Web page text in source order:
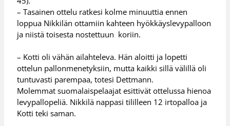
– Tasainen ottelu ratkesi kolme minuuttia ennen
loppua Nikkilän ottamiin kahteen hyökkäyslevypalloon
ja niistä toisesta nostettuun koriin.
– Kotti oli vähän ailahteleva. Hän aloitti ja lopetti
ottelun pallonmenetyksiin, mutta kaikki sillä välillä oli
tuntuvasti parempaa, totesi Dettmann.
Molemmat suomalaispelaajat esittivät ottelussa hienoa
levypallopeliä. Nikkilä nappasi tililleen 12 irtopalloa ja
Kotti teki saman.